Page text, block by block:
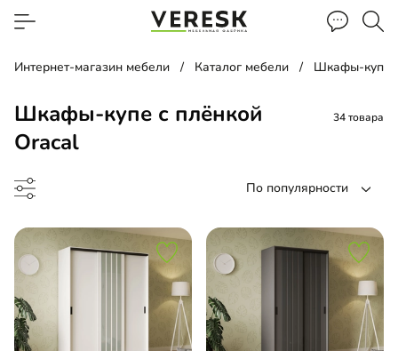
Интернет-магазин мебели Каталог мебели Шкафы-купе
Шкафы-купе с плёнкой
Oracal
34 товара
По популярности